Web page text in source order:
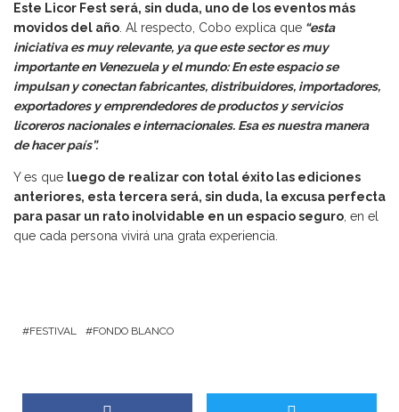
Este Licor Fest será, sin duda, uno de los eventos más
movidos del año . Al respecto, Cobo explica que “esta
iniciativa es muy relevante, ya que este sector es muy
importante en Venezuela y el mundo: En este espacio se
impulsan y conectan fabricantes, distribuidores, importadores,
exportadores y emprendedores de productos y servicios
licoreros nacionales e internacionales. Esa es nuestra manera
de hacer país”.
Y es que luego de realizar con total éxito las ediciones
anteriores, esta tercera será, sin duda, la excusa perfecta
para pasar un rato inolvidable en un espacio seguro , en el
que cada persona vivirá una grata experiencia.
FESTIVAL FONDO BLANCO